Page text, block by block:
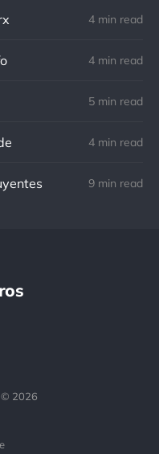
4 min read
4 min read
5 min read
4 min read
9 min read
© 2026